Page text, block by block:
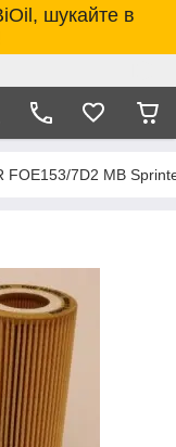
шукайте в
FOE153/7D2 MB